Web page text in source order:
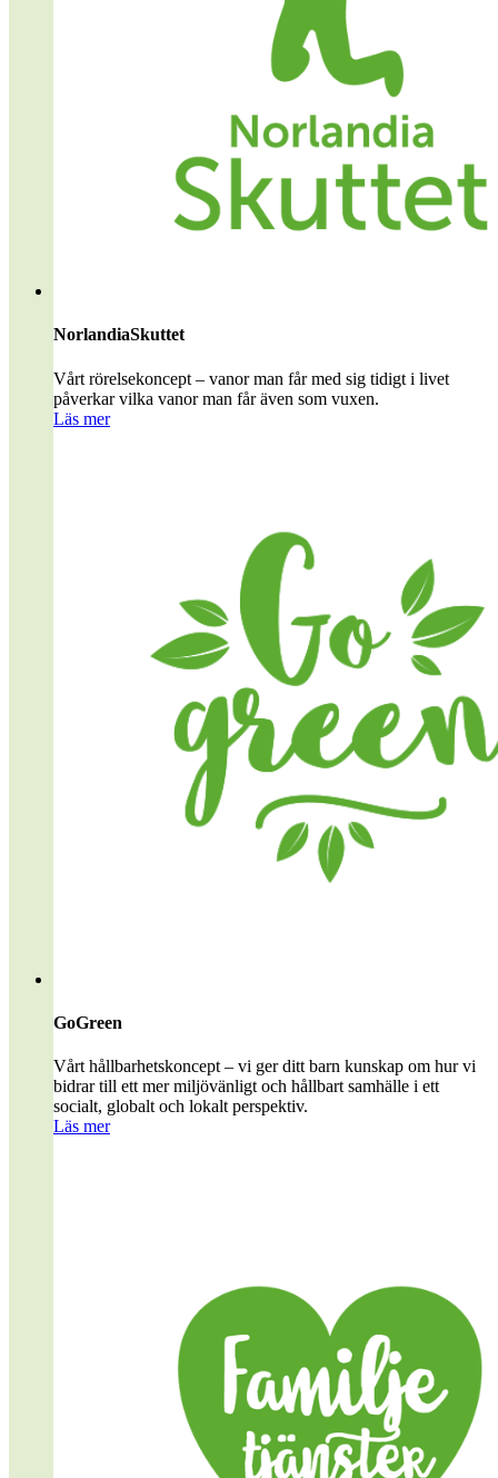
NorlandiaSkuttet
Vårt rörelsekoncept – vanor man får med sig tidigt i livet
påverkar vilka vanor man får även som vuxen.
Läs mer
GoGreen
Vårt hållbarhetskoncept – vi ger ditt barn kunskap om hur vi
bidrar till ett mer miljövänligt och hållbart samhälle i ett
socialt, globalt och lokalt perspektiv.
Läs mer